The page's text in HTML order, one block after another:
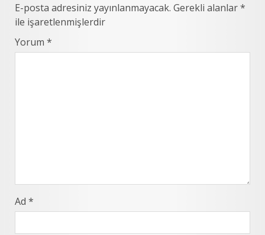
E-posta adresiniz yayınlanmayacak. Gerekli alanlar*
ile işaretlenmişlerdir
Yorum *
Ad *